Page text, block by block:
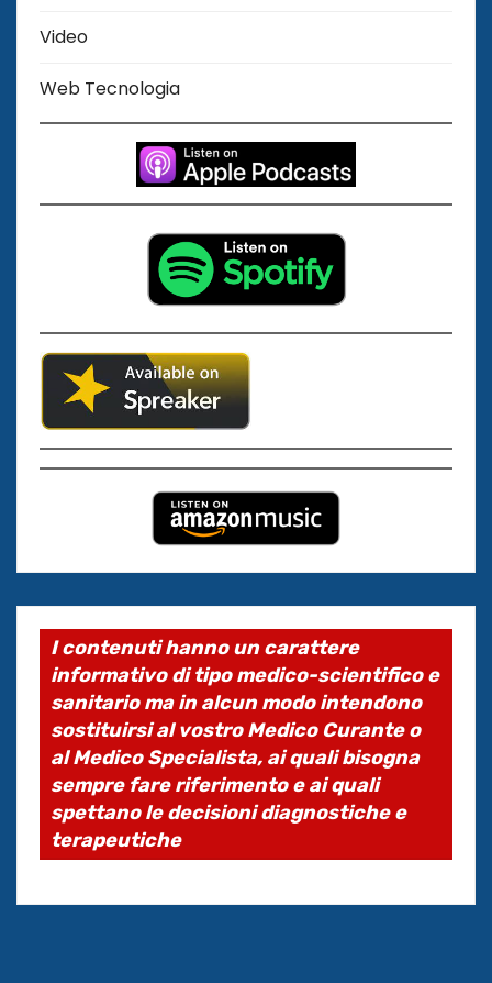
Video
Web Tecnologia
I contenuti hanno un carattere
informativo di tipo medico-scientifico e
sanitario ma in alcun modo intendono
sostituirsi al vostro Medico Curante o
al Medico Specialista, ai quali bisogna
sempre fare riferimento e ai quali
spettano le decisioni diagnostiche e
terapeutiche